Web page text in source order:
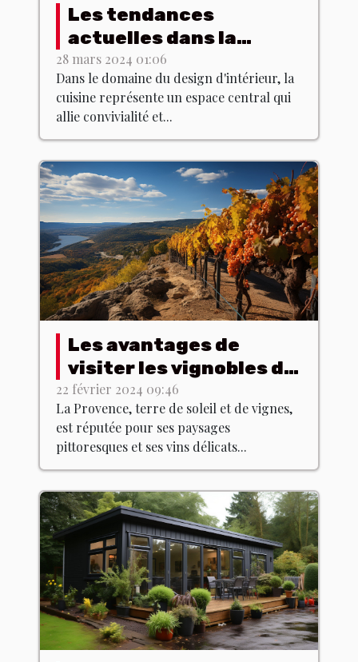
Les tendances
actuelles dans la
conception de cuisines
modernes : Comment
allier fonctionnalité et
28 mars 2024 01:06
Dans le domaine du design d'intérieur, la
cuisine représente un espace central qui
allie convivialité et...
Les avantages de
visiter les vignobles de
Provence hors saison
22 février 2024 09:46
La Provence, terre de soleil et de vignes,
est réputée pour ses paysages
pittoresques et ses vins délicats...